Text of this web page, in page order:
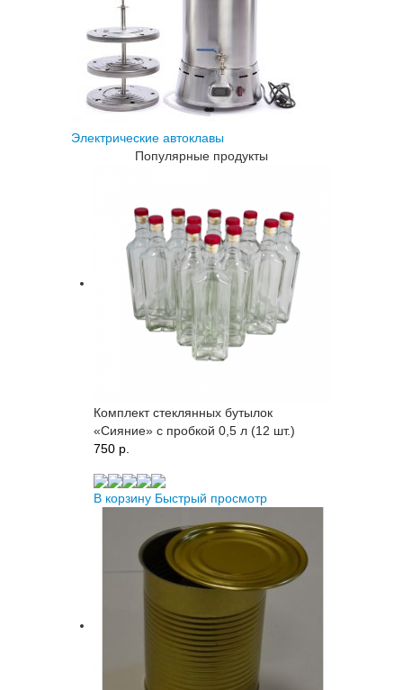
Электрические автоклавы
Популярные продукты
Комплект стеклянных бутылок
«Сияние» с пробкой 0,5 л (12 шт.)
750 p.
В корзину Быстрый просмотр